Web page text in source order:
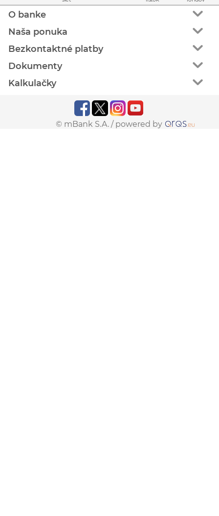
O banke
Naša ponuka
Bezkontaktné platby
Dokumenty
Kalkulačky
© mBank S.A. / powered by